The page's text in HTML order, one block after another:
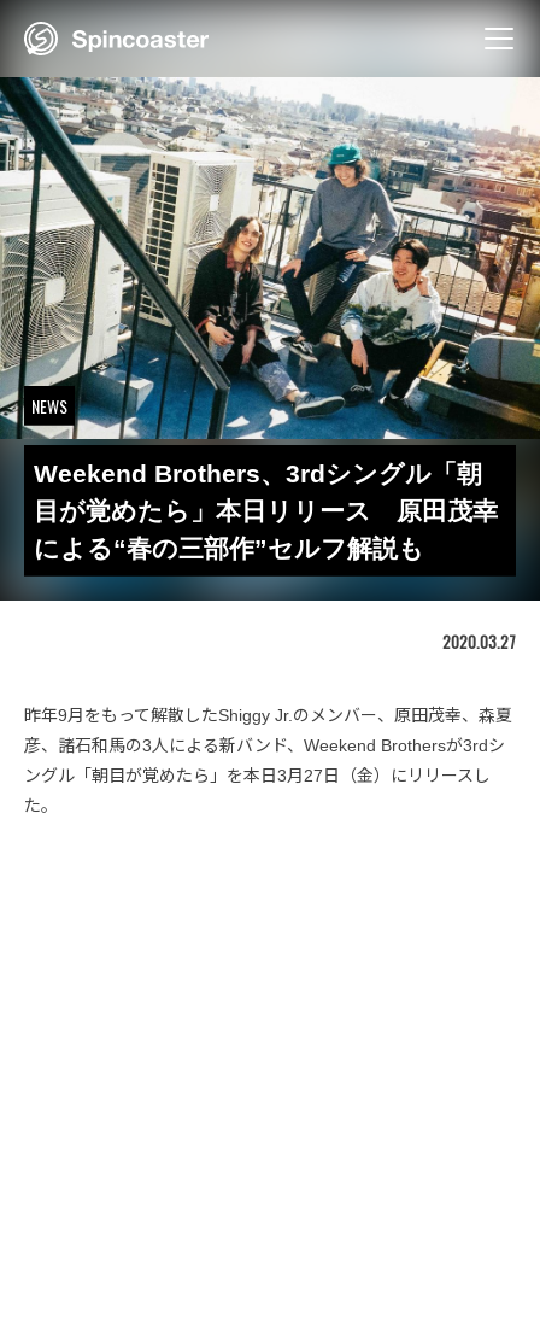
NEWS
Weekend Brothers、3rdシングル「朝
目が覚めたら」本日リリース 原田茂幸
による“春の三部作”セルフ解説も
2020.03.27
昨年9月をもって解散したShiggy Jr.のメンバー、原田茂幸、森夏
彦、諸石和馬の3人による新バンド、Weekend Brothersが3rdシ
ングル「朝目が覚めたら」を本日3月27日（金）にリリースし
た。